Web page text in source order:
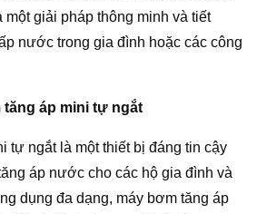
giải pháp thông minh và tiết
nước trong gia đình hoặc các công
áp mini tự ngắt
tự ngắt là một thiết bị đáng tin cậy
áp nước cho các hộ gia đình và
dụng đa dạng, máy bơm tăng áp